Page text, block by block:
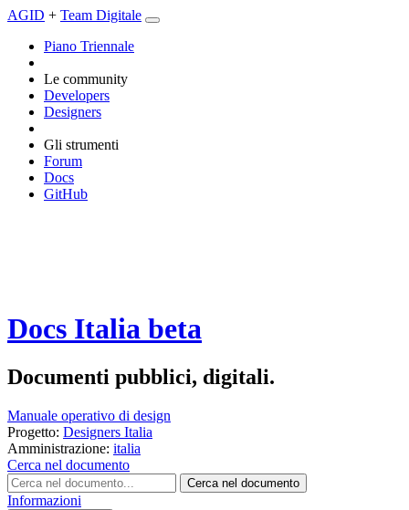
AGID + Team Digitale
Piano Triennale
Le community
Developers
Designers
Gli strumenti
Forum
Docs
GitHub
Docs Italia beta
Documenti pubblici, digitali.
Manuale operativo di design
Progetto: Designers Italia
Amministrazione: italia
Cerca nel documento
Cerca nel documento
Informazioni